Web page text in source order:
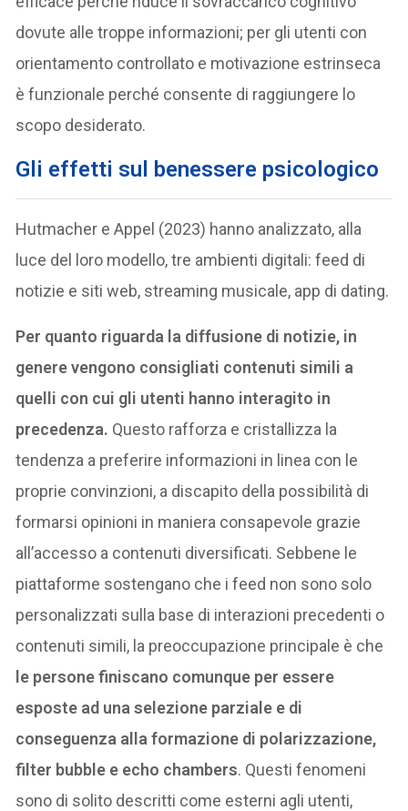
dovute alle troppe informazioni; per gli utenti con
orientamento controllato e motivazione estrinseca
è funzionale perché consente di raggiungere lo
scopo desiderato.
Gli effetti sul benessere psicologico
Hutmacher e Appel (2023) hanno analizzato, alla
luce del loro modello, tre ambienti digitali: feed di
notizie e siti web, streaming musicale, app di dating.
Per quanto riguarda la diffusione di notizie, in
genere vengono consigliati contenuti simili a
quelli con cui gli utenti hanno interagito in
precedenza. Questo rafforza e cristallizza la
tendenza a preferire informazioni in linea con le
proprie convinzioni, a discapito della possibilità di
formarsi opinioni in maniera consapevole grazie
all’accesso a contenuti diversificati. Sebbene le
piattaforme sostengano che i feed non sono solo
personalizzati sulla base di interazioni precedenti o
contenuti simili, la preoccupazione principale è che
le persone finiscano comunque per essere
esposte ad una selezione parziale e di
conseguenza alla formazione di polarizzazione,
filter bubble e echo chambers. Questi fenomeni
sono di solito descritti come esterni agli utenti,